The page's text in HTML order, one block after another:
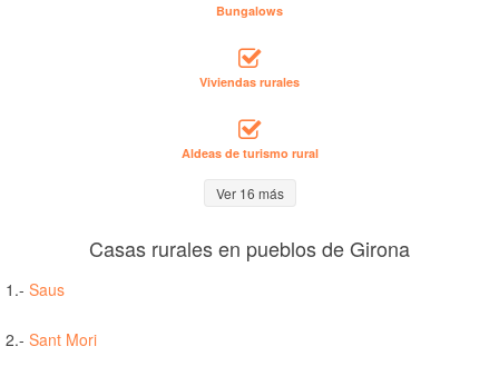
Bungalows
Viviendas rurales
Aldeas de turismo rural
Ver 16 más
Casas rurales en pueblos de Girona
1.- Saus
2.- Sant Mori